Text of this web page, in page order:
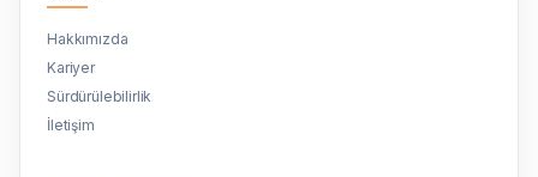
Hakkımızda
Kariyer
Sürdürülebilirlik
İletişim